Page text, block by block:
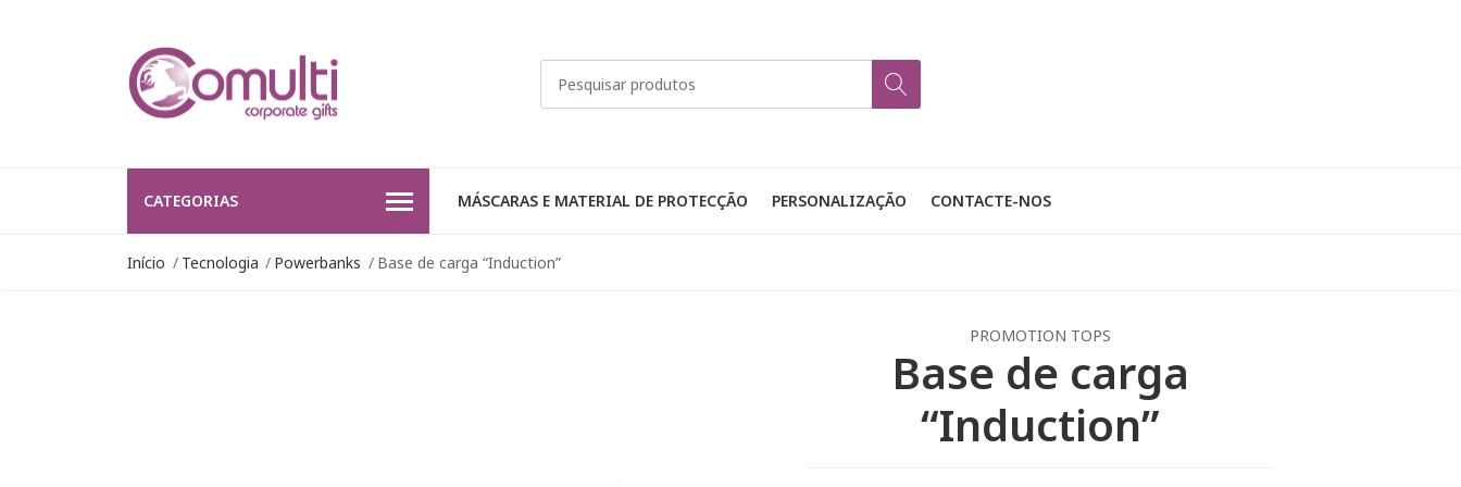
CATEGORIAS MÁSCARAS E MATERIAL DE PROTECÇÃO PERSONALIZAÇÃO CONTACTE-NOS
Início Tecnologia Powerbanks Base de carga “Induction”
PROMOTION TOPS
Base de carga
“Induction”